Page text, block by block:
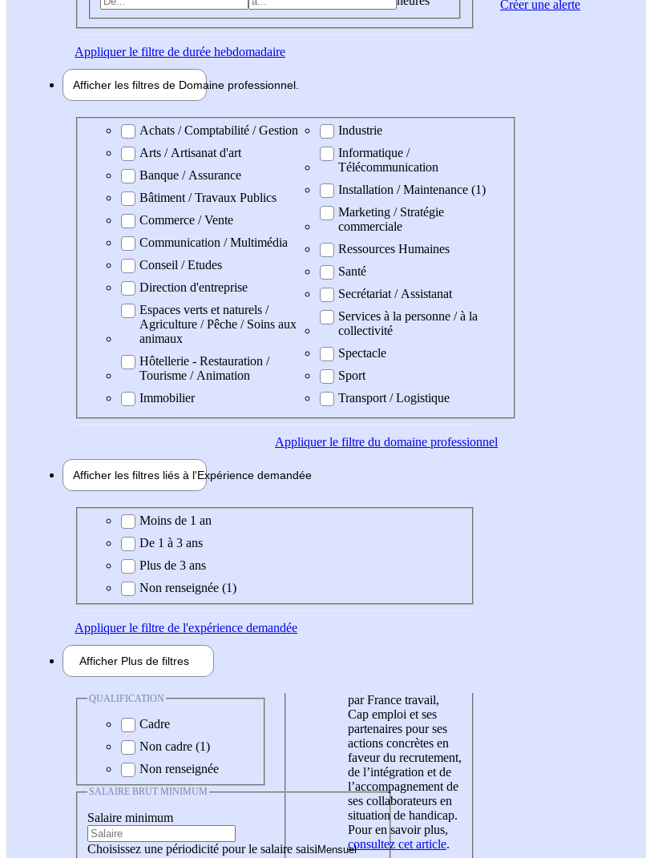
Appliquerle filtre de durée hebdomadaire
Afficher les filtres de Domaine professionnel
Domaine professionel
Achats / Comptabilité / Gestion
Arts / Artisanat d'art
Banque / Assurance
Bâtiment / Travaux Publics
Commerce / Vente
Communication / Multimédia
Conseil / Etudes
Direction d'entreprise
Espaces verts et naturels /
Agriculture / Pêche / Soins aux
animaux
Hôtellerie - Restauration /
Tourisme / Animation
Immobilier
Industrie
Informatique /
Télécommunication
Installation / Maintenance (1)
Marketing / Stratégie
commerciale
Ressources Humaines
Santé
Secrétariat / Assistanat
Services à la personne / à la
collectivité
Spectacle
Sport
Transport / Logistique
Appliquerle filtre du domaine professionnel
Afficher les filtres liés à l'Expérience demandée
Expérience demandée
Moins de 1 an
De 1 à 3 ans
Plus de 3 ans
Non renseignée (1)
Appliquerle filtre de l'expérience demandée
Afficher Plus de filtres
QUALIFICATION
Cadre
Non cadre (1)
Non renseignée
SALAIRE BRUT MINIMUM
Salaire minimum
Choisissez une périodicité pour le salaire saisi
par France travail,
Cap emploi et ses
partenaires pour ses
actions concrètes en
faveur du recrutement,
de l’intégration et de
l’accompagnement de
ses collaborateurs en
situation de handicap.
Pour en savoir plus,
consultez cet article.
Créer une alerte